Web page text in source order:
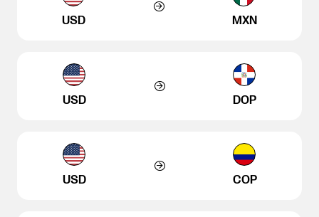
USD MXN
USD DOP
USD COP